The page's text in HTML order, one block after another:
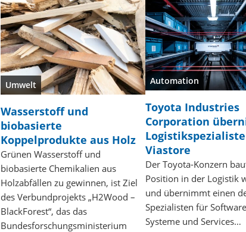
Umwelt
Wasserstoff und
biobasierte
Koppelprodukte aus Holz
Grünen Wasserstoff und
biobasierte Chemikalien aus
Holzabfällen zu gewinnen, ist Ziel
des Verbundprojekts „H2Wood –
BlackForest“, das das
Bundesforschungsministerium
Automation
Toyota Industries
Corporation
Viastore
Der Toyota-Konzern
Position in der Logistik
und übernimmt einen
Spezialisten für
Systeme und Services…